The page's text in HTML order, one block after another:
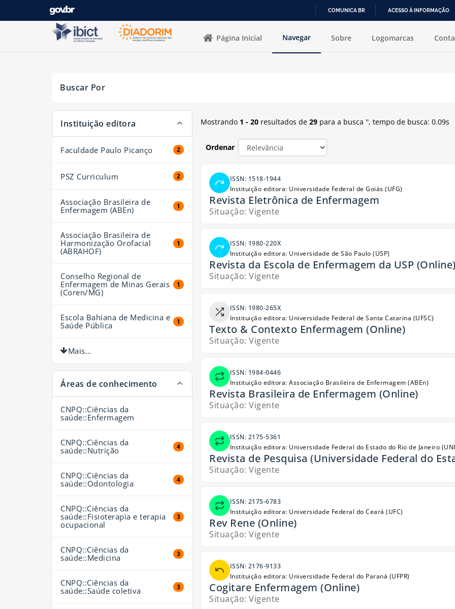
COMUNICA BR ACESSO À INFORMAÇÃO
1 - 20resultados de para a busca ''
Pular para o conteúdo
Página Inicial
Navegar Sobre Logomarcas
Buscar Por
Mostrando 1 - 20 resultados de 29 para a busca '', tempo de busca: 0.09s
Ordenar
ISSN: 1518-1944
Instituição editora: Universidade Federal de Goiás (UFG)
Revista Eletrônica de Enfermagem
Situação: Vigente
ISSN: 1980-220X
Instituição editora: Universidade de São Paulo (USP)
Revista da Escola de Enfermagem da USP (Online)
Situação: Vigente
ISSN: 1980-265X
Instituição editora: Universidade Federal de Santa Catarina (UFSC)
Texto & Contexto Enfermagem (Online)
Situação: Vigente
ISSN: 1984-0446
Instituição editora: Associação Brasileira de Enfermagem (ABEn)
Revista Brasileira de Enfermagem (Online)
Situação: Vigente
ISSN: 2175-5361
Instituição editora: Universidade Federal do Estado do Rio de Janeiro
Revista de Pesquisa (Universidade Federal do
Situação: Vigente
ISSN: 2175-6783
Instituição editora: Universidade Federal do Ceará (UFC)
Rev Rene (Online)
Situação: Vigente
ISSN: 2176-9133
Instituição editora: Universidade Federal do Paraná (UFPR)
Cogitare Enfermagem (Online)
Situação: Vigente
A página será recarregada quando um filtro for selecionado ou excluído.
Instituição editora
Faculdade Paulo Picanço 2 resultados
2
PSZ Curriculum 2 resultados
2
Associação Brasileira de
Enfermagem (ABEn)
1 resultados
1
Associação Brasileira de
Harmonização Orofacial
(ABRAHOF)
1 resultados
1
Conselho Regional de
Enfermagem de Minas Gerais
(Coren/MG)
1 resultados
1
Escola Bahiana de Medicina e
Saúde Pública
1 resultados
1
Mais…
Áreas de conhecimento
CNPQ::Ciências da
saúde::Enfermagem
CNPQ::Ciências da
saúde::Nutrição
4 resultados
4
CNPQ::Ciências da
saúde::Odontologia
4 resultados
4
CNPQ::Ciências da
saúde::Fisioterapia e terapia
ocupacional
3 resultados
3
CNPQ::Ciências da
saúde::Medicina
3 resultados
3
CNPQ::Ciências da
saúde::Saúde coletiva
3 resultados
3